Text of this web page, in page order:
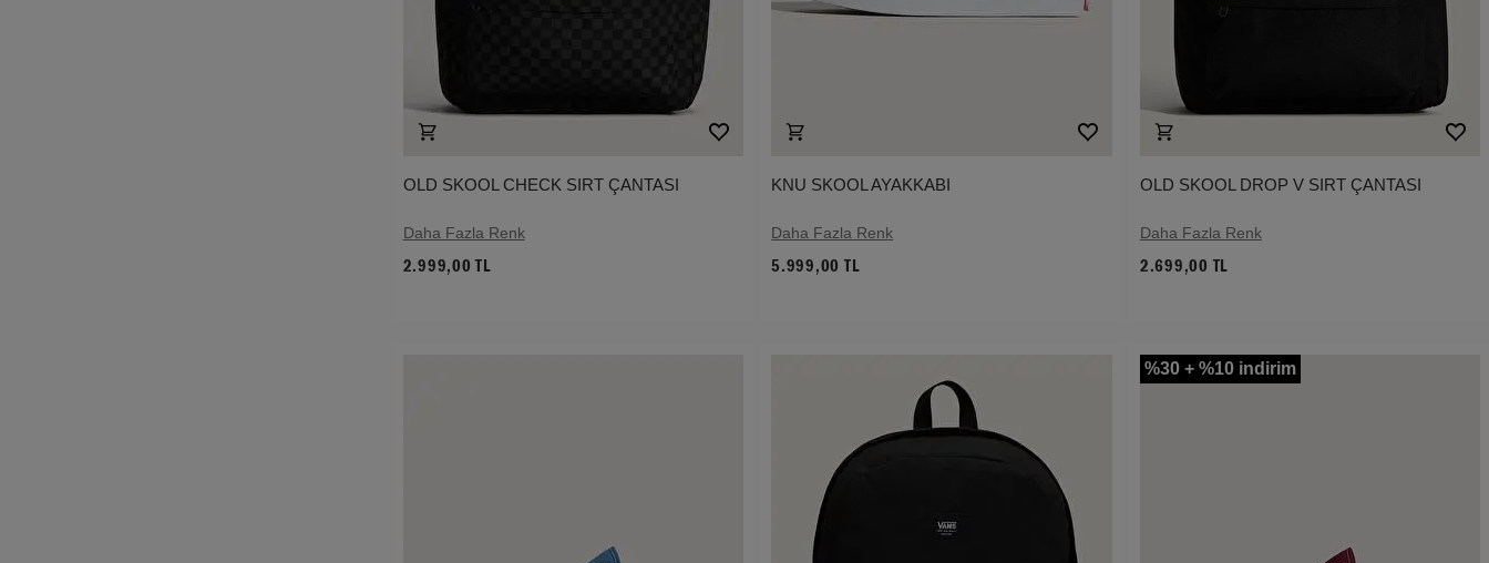
OLD SKOOL CHECK SIRT ÇANTASI
Daha Fazla Renk
2.999,00 TL
KNU SKOOL AYAKKABI
Daha Fazla Renk
5.999,00 TL
OLD SKOOL DROP V SIRT ÇANTASI
Daha Fazla Renk
2.699,00 TL
%30 + %10 indirim